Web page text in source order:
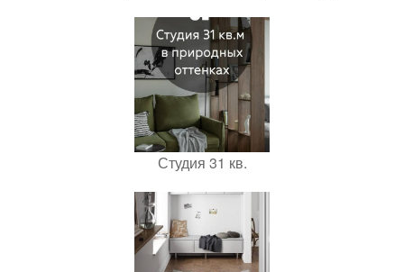
Студия 31 кв.